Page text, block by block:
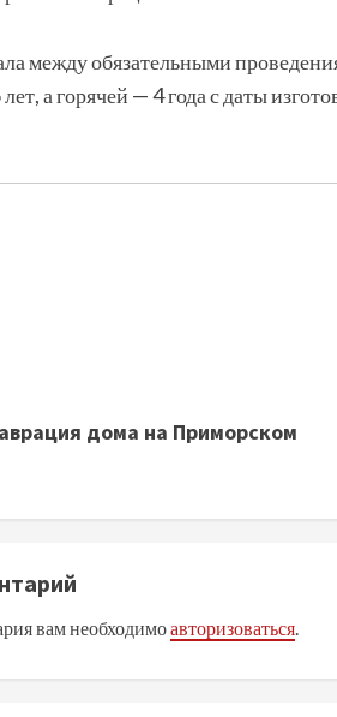
между обязательными
а горячей — 4 года с даты
дома на Приморском
вам необходимоавторизоваться.